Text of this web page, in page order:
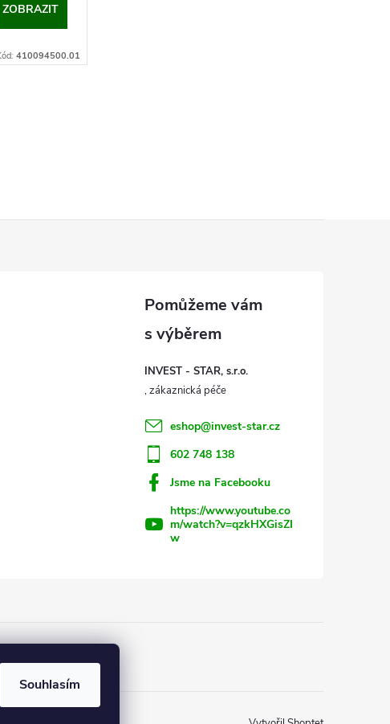
Souhlasím
ZOBRAZIT
410094500.01
INVEST - STAR, s.r.o.
eshop@invest-star.cz
602 748 138
Jsme na Facebooku
https://www.youtube.co
m/watch?v=qzkHXGisZI
w